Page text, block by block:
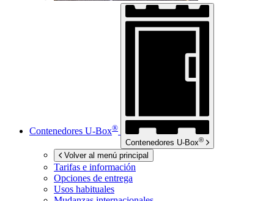
Contenedores U-Box®
Contenedores U-Box®
Volver al menú principal
Tarifas e información
Opciones de entrega
Usos habituales